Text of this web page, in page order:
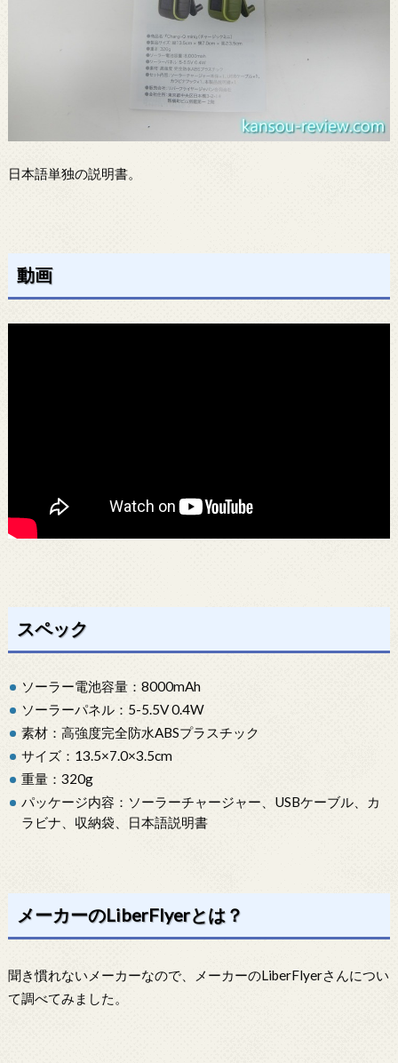
日本語単独の説明書。
動画
スペック
ソーラー電池容量：8000mAh
ソーラーパネル：5-5.5V 0.4W
素材：高強度完全防水ABSプラスチック
サイズ：13.5×7.0×3.5cm
重量：320g
パッケージ内容：ソーラーチャージャー、USBケーブル、カ
ラビナ、収納袋、日本語説明書
メーカーのLiberFlyerとは？
聞き慣れないメーカーなので、メーカーのLiberFlyerさんについ
て調べてみました。